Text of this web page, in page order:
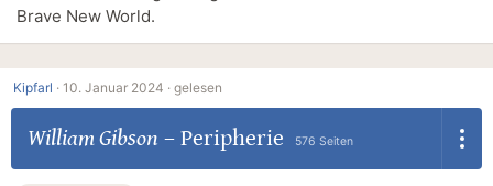
Brave New World.
Kipfarl · 10. Januar 2024 · gelesen
William Gibson – Peripherie 576 Seiten